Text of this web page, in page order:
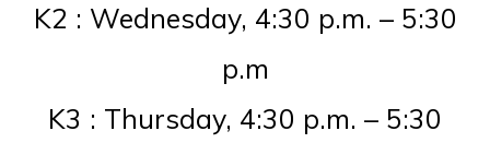
K2 : Wednesday, 4:30 p.m. – 5:30
p.m
K3 : Thursday, 4:30 p.m. – 5:30